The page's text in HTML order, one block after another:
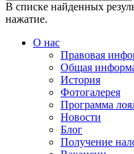
В списке найденных
нажатие.
О нас
Правовая
Общая
История
Фотогалерея
Программа
Новости
Блог
Получение